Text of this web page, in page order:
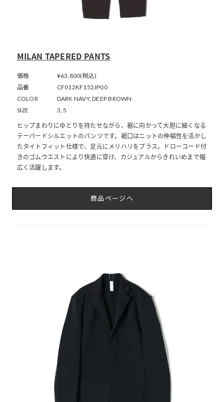
MILAN TAPERED PANTS
価格
¥63,800(税込)
品番
CF012KF152JP00
COLOR
DARK NAVY, DEEP BROWN
SIZE
3, 5
ヒップまわりにゆとりを持たせながら、裾に向かって大胆に細くなる
テーパードシルエットのパンツです。裾口はニットの伸縮性を活かし
たタイトフィット仕様で、足元にメリハリをプラス。ドローコード付
きのゴムウエストにより快適に穿け、カジュアルからきれいめまで幅
広く活躍します。
商品ページへ